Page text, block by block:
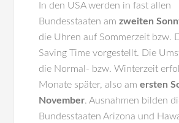
In den USA werden in fast allen
Bundesstaaten amzweiten
die Uhren auf Sommerzeit bzw.
Saving Time vorgestellt. Die
die Normal- bzw. Winterzeit
Monate später, also amersten
November. Ausnahmen bilden
Bundesstaaten Arizona und